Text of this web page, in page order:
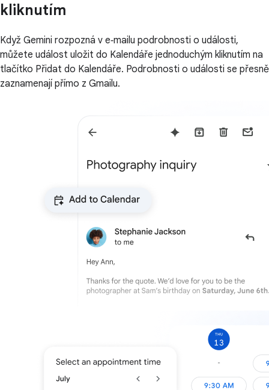
kliknutím
Když Gemini rozpozná v e‑mailu podrobnosti o události,
můžete událost uložit do Kalendáře jednoduchým kliknutím na
tlačítko Přidat do Kalendáře. Podrobnosti o události se přesně
zaznamenají přímo z Gmailu.